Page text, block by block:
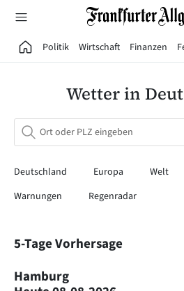
Direkt zum Hauptinhalt
Politik Wirtschaft Finanzen
Wetter in
Deutschland Europa Welt
Warnungen
Regenradar
5-Tage Vorhersage
Hamburg